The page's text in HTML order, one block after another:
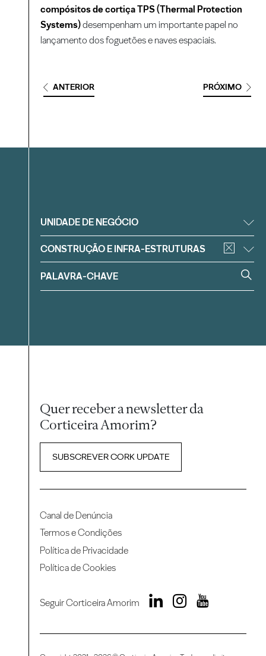
compósitos de cortiça TPS (Thermal Protection
Systems)desempenham um importante papel no
lançamento dos foguetões e naves espaciais.
ANTERIOR PRÓXIMO
Filtrar
UNIDADE DE NEGÓCIO
CONSTRUÇÃO E INFRA-ESTRUTURAS
Quer receber a newsletter da
Corticeira Amorim?
SUBSCREVER CORK UPDATE
Canal de Denúncia
Termos e Condições
Política de Privacidade
Política de Cookies
Seguir Corticeira Amorim